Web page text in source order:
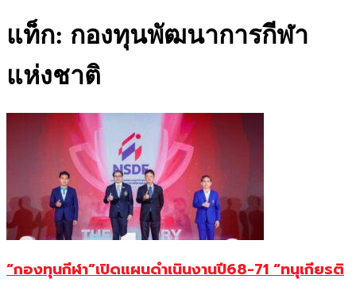
แท็ก: กองทุนพัฒนาการกีฬา
แห่งชาติ
“กองทุนกีฬา”เปิดแผนดำเนินงานปี68-71 “ทนุเกียรติ